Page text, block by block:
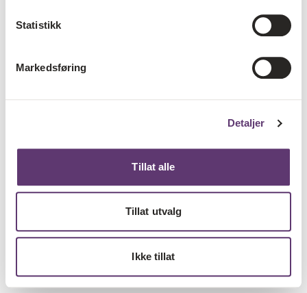
Statistikk
Markedsføring
Detaljer
Tillat alle
Tillat utvalg
Ikke tillat